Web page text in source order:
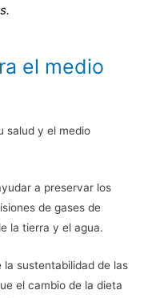
el medio
salud y el medio
a preservar los
de gases de
la tierra y el agua.
sustentabilidad de las
el cambio de la dieta